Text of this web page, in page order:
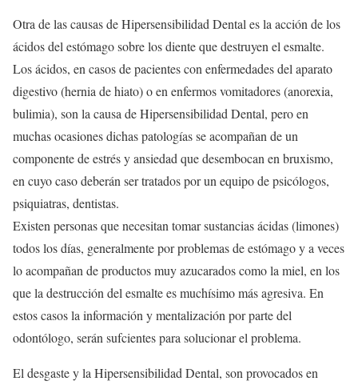
Otra de las causas de Hipersensibilidad Dental es la acción de los
ácidos del estómago sobre los diente que destruyen el esmalte.
Los ácidos, en casos de pacientes con enfermedades del aparato
digestivo (hernia de hiato) o en enfermos vomitadores (anorexia,
bulimia), son la causa de Hipersensibilidad Dental, pero en
muchas ocasiones dichas patologías se acompañan de un
componente de estrés y ansiedad que desembocan en bruxismo,
en cuyo caso deberán ser tratados por un equipo de psicólogos,
psiquiatras, dentistas.
Existen personas que necesitan tomar sustancias ácidas (limones)
todos los días, generalmente por problemas de estómago y a veces
lo acompañan de productos muy azucarados como la miel, en los
que la destrucción del esmalte es muchísimo más agresiva. En
estos casos la información y mentalización por parte del
odontólogo, serán sufcientes para solucionar el problema.
El desgaste y la Hipersensibilidad Dental, son provocados en